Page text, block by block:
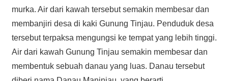
murka. Air dari kawah tersebut semakin membesar dan
membanjiri desa di kaki Gunung Tinjau. Penduduk desa
tersebut terpaksa mengungsi ke tempat yang lebih tinggi.
Air dari kawah Gunung Tinjau semakin membesar dan
membentuk sebuah danau yang luas. Danau tersebut